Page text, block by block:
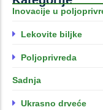
Inovacije u
Lekovite biljke
Poljoprivreda
Sadnja
Ukrasno drveće